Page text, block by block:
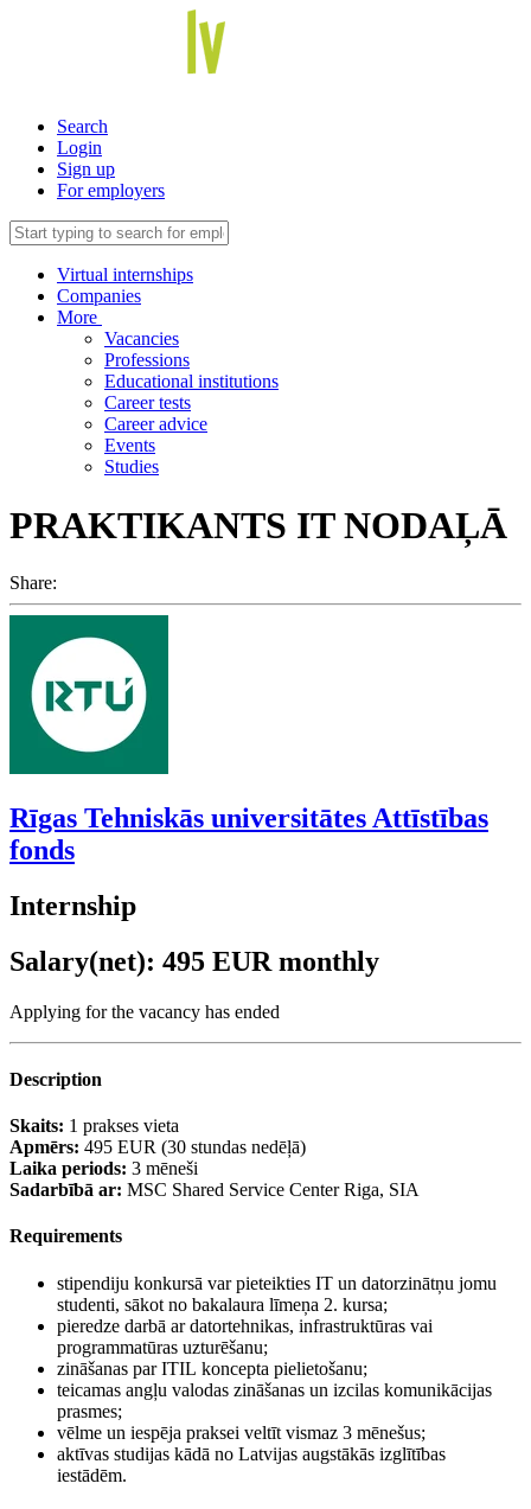
Search
Login
Sign up
For employers
Virtual internships
Companies
More
Vacancies
Professions
Educational institutions
Career tests
Career advice
Events
Studies
PRAKTIKANTS IT NODAĻĀ
Share:
Rīgas Tehniskās universitātes Attīstības
fonds
Internship
Salary(net): 495 EUR monthly
Applying for the vacancy has ended
Description
Skaits: 1 prakses vieta
Apmērs: 495 EUR (30 stundas nedēļā)
Laika periods: 3 mēneši
Sadarbībā ar: MSC Shared Service Center Riga, SIA
Requirements
stipendiju konkursā var pieteikties IT un datorzinātņu jomu
studenti, sākot no bakalaura līmeņa 2. kursa;
pieredze darbā ar datortehnikas, infrastruktūras vai
programmatūras uzturēšanu;
zināšanas par ITIL koncepta pielietošanu;
teicamas angļu valodas zināšanas un izcilas komunikācijas
prasmes;
vēlme un iespēja praksei veltīt vismaz 3 mēnešus;
aktīvas studijas kādā no Latvijas augstākās izglītības
iestādēm.